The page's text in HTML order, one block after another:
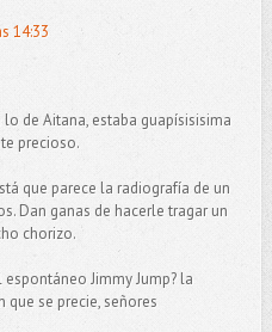
14:33
de Aitana, estaba guapísisisima
precioso.
que parece la radiografía de un
Dan ganas de hacerle tragar un
chorizo.
Jimmy Jump? la
se precie, señores